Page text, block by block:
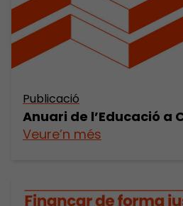
Publicació
Anuari de l’Educació a
Veure’n més